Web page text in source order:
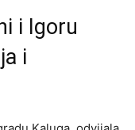
i Igoru
i